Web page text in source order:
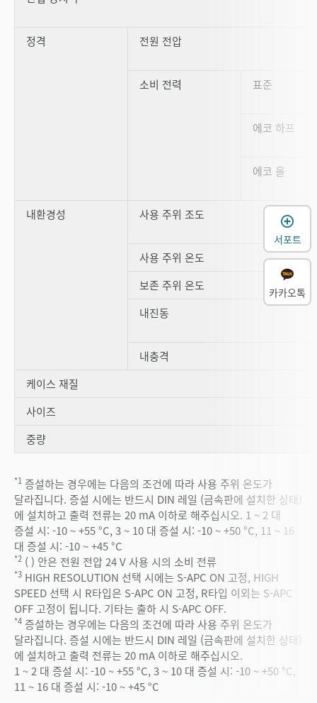
정격 전원 전압
소비 전력 표준
에코 하프
에코 올
내환경성 사용 주위 조도
사용 주위 온도
보존 주위 온도
내진동
내충격
케이스 재질
사이즈
중량
*1 증설하는 경우에는 다음의 조건에 따라 사용 주위 온도가
달라집니다. 증설 시에는 반드시 DIN 레일 (금속판에 설치한 상태)
에 설치하고 출력 전류는 20 mA 이하로 해주십시오. 1 ~ 2 대
증설 시: -10 ~ +55 °C, 3 ~ 10 대 증설 시: -10 ~ +50 °C, 11 ~ 16
대 증설 시: -10 ~ +45 °C
*2 ( ) 안은 전원 전압 24 V 사용 시의 소비 전류
*3 HIGH RESOLUTION 선택 시에는 S-APC ON 고정, HIGH
SPEED 선택 시 R타입은 S-APC ON 고정, R타입 이외는 S-APC
OFF 고정이 됩니다. 기타는 출하 시 S-APC OFF.
*4 증설하는 경우에는 다음의 조건에 따라 사용 주위 온도가
달라집니다. 증설 시에는 반드시 DIN 레일 (금속판에 설치한 상태)
에 설치하고 출력 전류는 20 mA 이하로 해주십시오.
1 ~ 2 대 증설 시: -10 ~ +55 °C, 3 ~ 10 대 증설 시: -10 ~ +50 °C,
11 ~ 16 대 증설 시: -10 ~ +45 °C
서포트
카카오톡